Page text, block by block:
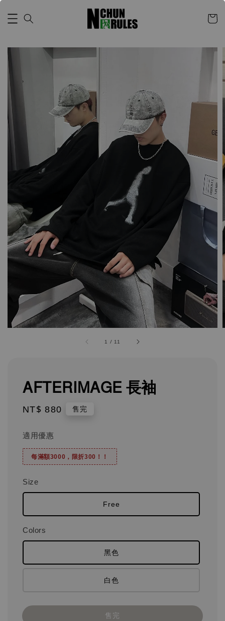
1 / 11
AFTERIMAGE 長袖
Regular
NT$ 880 售完
適用優惠
每滿額3000，限折300！！
Size
Free
Colors
黑色
白色
售完